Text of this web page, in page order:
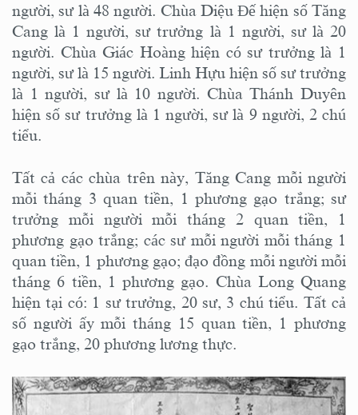
người, sư là 48 người. Chùa Diệu Đế hiện số Tăng
Cang là 1 người, sư trưởng là 1 người, sư là 20
người. Chùa Giác Hoàng hiện có sư trưởng là 1
người, sư là 15 người. Linh Hựu hiện số sư trưởng
là 1 người, sư là 10 người. Chùa Thánh Duyên
hiện số sư trưởng là 1 người, sư là 9 người, 2 chú
tiểu.
Tất cả các chùa trên này, Tăng Cang mỗi người
mỗi tháng 3 quan tiền, 1 phương gạo trắng; sư
trưởng mỗi người mỗi tháng 2 quan tiền, 1
phương gạo trắng; các sư mỗi người mỗi tháng 1
quan tiền, 1 phương gạo; đạo đồng mỗi người mỗi
tháng 6 tiền, 1 phương gạo. Chùa Long Quang
hiện tại có: 1 sư trưởng, 20 sư, 3 chú tiểu. Tất cả
số người ấy mỗi tháng 15 quan tiền, 1 phương
gạo trắng, 20 phương lương thực.